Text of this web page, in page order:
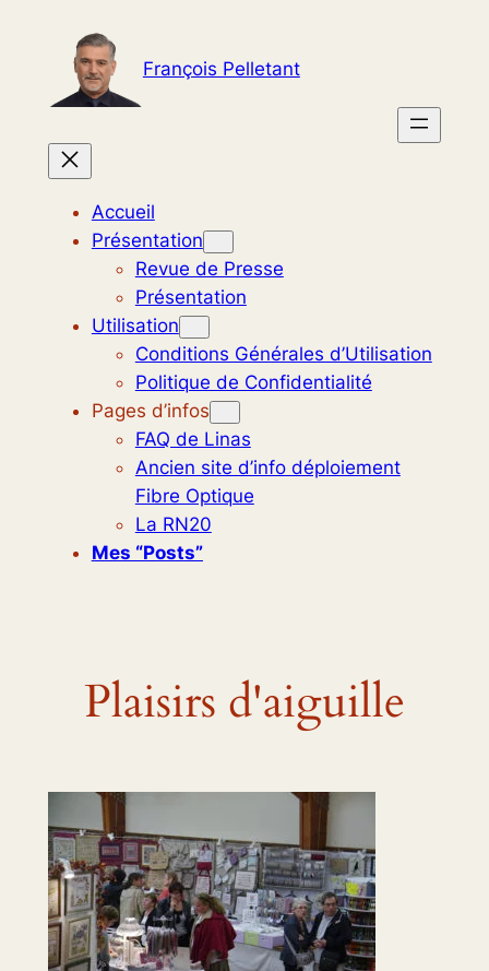
contenu
François Pelletant
Accueil
Présentation
Revue de Presse
Présentation
Utilisation
Conditions Générales d’Utilisation
Politique de Confidentialité
Pages d’infos
FAQ de Linas
Ancien site d’info déploiement
Fibre Optique
La RN20
Mes “posts”
Plaisirs d'aiguille